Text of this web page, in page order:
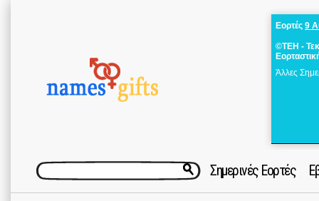
Εορτές 9
©ΤΕΗ -
Άλλες
Σημερινές Εορτές